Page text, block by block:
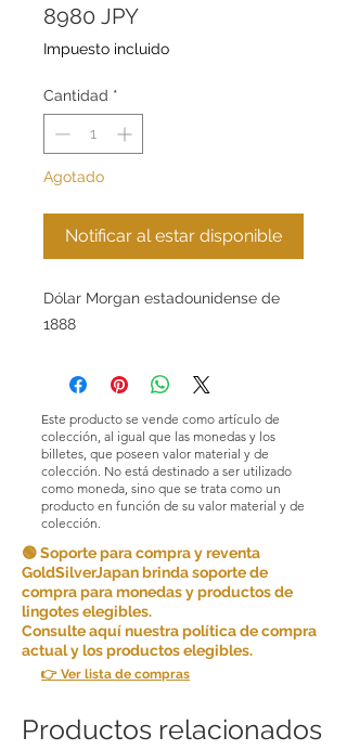
8980 JPYPrecio
Impuesto incluido
Cantidad *
Agotado
Notificar al estar disponible
Dólar Morgan estadounidense de
1888
Este producto se vende como artículo de
colección, al igual que las monedas y los
billetes, que poseen valor material y de
colección. No está destinado a ser utilizado
como moneda, sino que se trata como un
producto en función de su valor material y de
colección.
🟢 Soporte para compra y reventa
GoldSilverJapan brinda soporte de
compra para monedas y productos de
lingotes elegibles.
Consulte aquí nuestra política de compra
actual y los productos elegibles.
👉 Ver lista de compras
Productos relacionados